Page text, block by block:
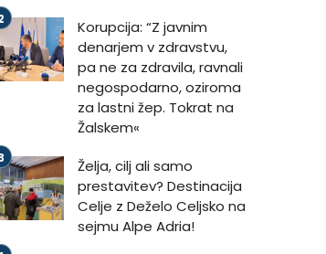
Korupcija: “Z javnim
denarjem v zdravstvu,
pa ne za zdravila, ravnali
negospodarno, oziroma
za lastni žep. Tokrat na
Žalskem«
Želja, cilj ali samo
prestavitev? Destinacija
Celje z Deželo Celjsko na
sejmu Alpe Adria!